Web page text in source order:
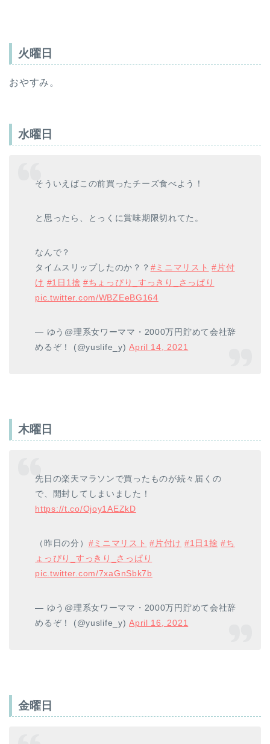
火曜日
おやすみ。
水曜日
そういえばこの前買ったチーズ食べよう！
と思ったら、とっくに賞味期限切れてた。
なんで？
タイムスリップしたのか？？ #ミニマリスト #片付
け #1日1捨 #ちょっぴり_すっきり_さっぱり
pic.twitter.com/WBZEeBG164
— ゆう@理系女ワーママ・2000万円貯めて会社辞
めるぞ！ (@yuslife_y)April 14, 2021
木曜日
先日の楽天マラソンで買ったものが続々届くの
で、開封してしまいました！
https://t.co/Ojoy1AEZkD
（昨日の分） #ミニマリスト #片付け #1日1捨 #ち
ょっぴり_すっきり_さっぱり
pic.twitter.com/7xaGnSbk7b
— ゆう@理系女ワーママ・2000万円貯めて会社辞
めるぞ！ (@yuslife_y)April 16, 2021
金曜日